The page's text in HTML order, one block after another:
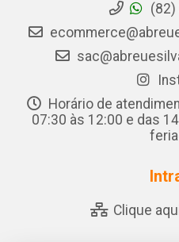
(82)
Horário de
07:30 às 12:00 e das
Clique